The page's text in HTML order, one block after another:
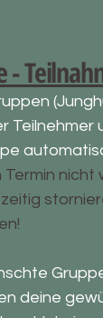
-
Teilnehmer
nicht
deine